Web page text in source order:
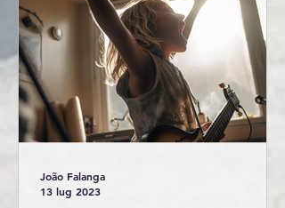
João Falanga
13 lug 2023